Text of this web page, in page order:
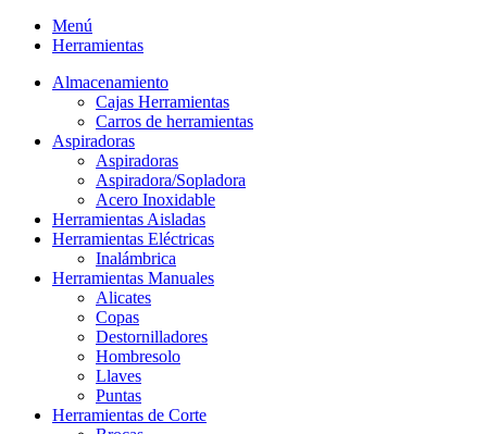
Menú
Herramientas
Almacenamiento
Cajas Herramientas
Carros de herramientas
Aspiradoras
Aspiradoras
Aspiradora/Sopladora
Acero Inoxidable
Herramientas Aisladas
Herramientas Eléctricas
Inalámbrica
Herramientas Manuales
Alicates
Copas
Destornilladores
Hombresolo
Llaves
Puntas
Herramientas de Corte